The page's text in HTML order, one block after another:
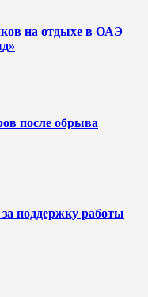
на отдыхе в ОАЭ
после обрыва
поддержку работы